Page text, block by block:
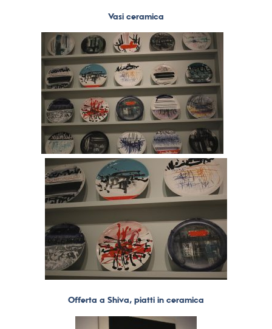
Vasi ceramica
Offerta a Shiva, piatti in ceramica